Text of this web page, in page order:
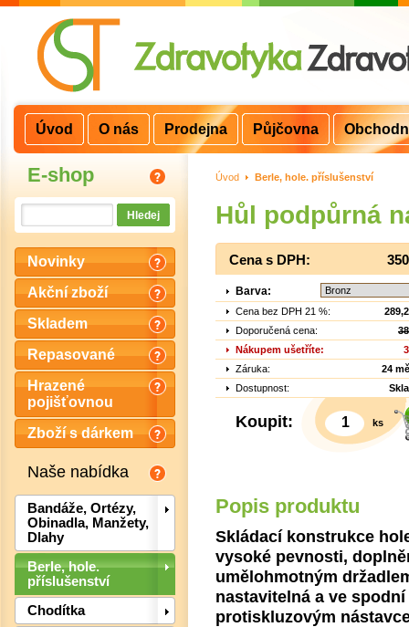
E-shop
Novinky
Akční zboží
Skladem
Repasované
Hrazené
pojišťovnou
Zboží s dárkem
Naše nabídka
Bandáže, Ortézy,
Obinadla, Manžety,
Dlahy
Berle, hole.
příslušenství
Chodítka
Úvod > Berle, hole. příslušenství
Hůl podpůrná
Cena s DPH:
Barva:
Cena bez DPH 21 %:
Doporučená cena:
Nákupem ušetříte:
Záruka:
24
Dostupnost:
Koupit: ks
Popis produktu
Skládací konstrukce
vysoké pevnosti,
umělohmotným
nastavitelná a ve
protiskluzovým
Úvod O nás Prodejna Půjčovna